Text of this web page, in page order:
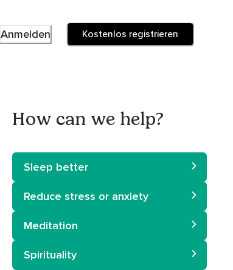
Anmelden Kostenlos registrieren
How can we help?
Sleep better
Reduce stress or anxiety
Meditation
Spirituality